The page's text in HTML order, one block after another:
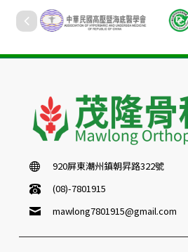
920屏東潮州鎮朝昇路322號
(08)-7801915
mawlong7801915@gmail.com